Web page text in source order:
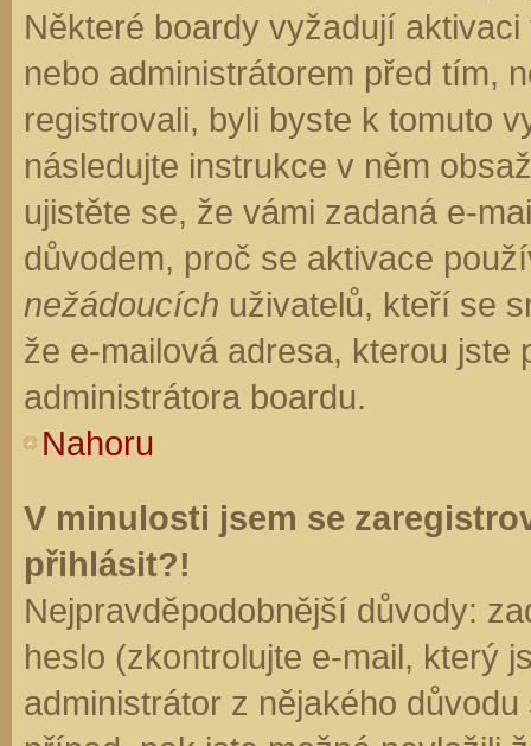
Některé boardy vyžadují
nebo administrátorem před tím,
registrovali, byli byste k tomuto
následujte instrukce v něm
ujistěte se, že vámi zadaná e-
důvodem, proč se aktivace
nežádoucích uživatelů, kteří se
že e-mailová adresa, kterou jste
administrátora boardu.
Nahoru
V minulosti jsem se
přihlásit?!
Nejpravděpodobnější důvody:
heslo (zkontrolujte e-mail, který
administrátor z nějakého